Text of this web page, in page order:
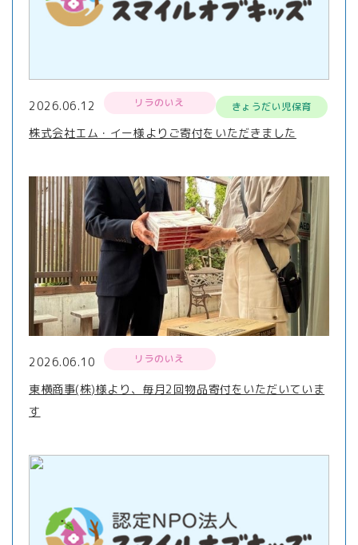
2026.06.12 リラのいえ きょうだい児保育
株式会社エム・イー様よりご寄付をいただきました
2026.06.10 リラのいえ
東横商事(株)様より、毎月2回物品寄付をいただいていま
す